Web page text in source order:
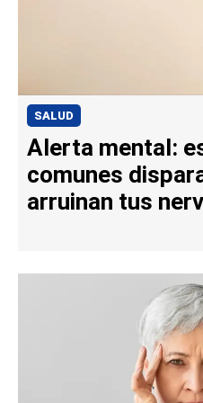
SALUD
Alerta mental:
comunes
arruinan tus